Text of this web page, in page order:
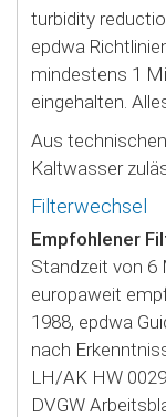
turbidity
epdwa
mindestens 1
eingehalten.
Aus
Kaltwasser
Filterwechsel
Empfohlener
Standzeit von 6
europaweit
1988, epdwa
nach
LH/AK HW
DVGW